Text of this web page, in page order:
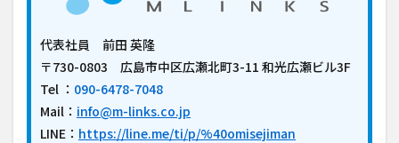
代表社員 前田 英隆
〒730-0803 広島市中区広瀬北町3-11 和光広瀬ビル3F
Tel ： 090-6478-7048
Mail： info@m-links.co.jp
LINE： https://line.me/ti/p/%40omisejiman